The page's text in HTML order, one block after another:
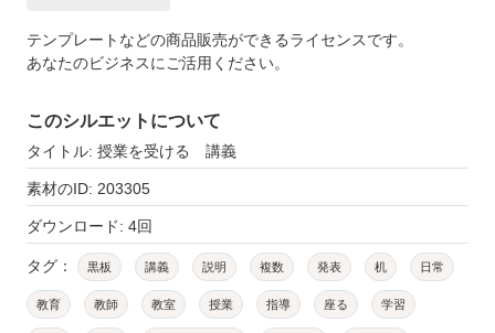
テンプレートなどの商品販売ができるライセンスです。
あなたのビジネスにご活用ください。
このシルエットについて
タイトル: 授業を受ける 講義
素材のID: 203305
ダウンロード: 4回
タグ： 黒板 講義 説明 複数 発表 机 日常
教育 教師 教室 授業 指導 座る 学習